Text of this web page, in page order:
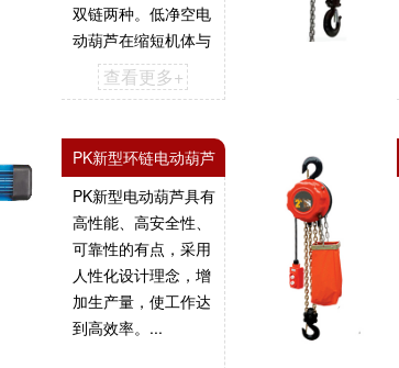
双链两种。低净空电
动葫芦在缩短机体与
横梁轨道间距离上具
有独特的结构。...
查看更多+
PK新型环链电动葫芦
PK新型电动葫芦具有
高性能、高安全性、
可靠性的有点，采用
人性化设计理念，增
加生产量，使工作达
到高效率。...